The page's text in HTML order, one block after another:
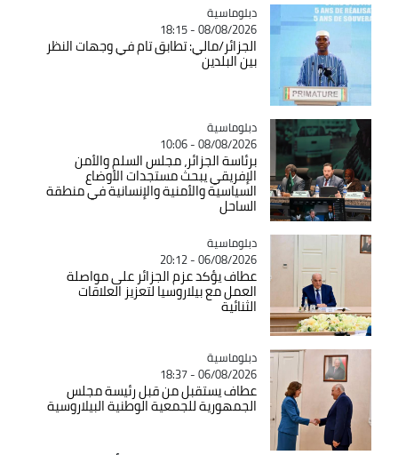
Catégorie
دبلوماسية
08/08/2026 - 18:15
الجزائر/مالي: تطابق تام في وجهات النظر
بين البلدين
Catégorie
دبلوماسية
08/08/2026 - 10:06
برئاسة الجزائر، مجلس السلم والأمن
الإفريقي يبحث مستجدات الأوضاع
السياسية والأمنية والإنسانية في منطقة
الساحل
Catégorie
دبلوماسية
06/08/2026 - 20:12
عطاف يؤكد عزم الجزائر على مواصلة
العمل مع بيلاروسيا لتعزيز العلاقات
الثنائية
Catégorie
دبلوماسية
06/08/2026 - 18:37
عطاف يستقبل من قبل رئيسة مجلس
الجمهورية للجمعية الوطنية البيلاروسية